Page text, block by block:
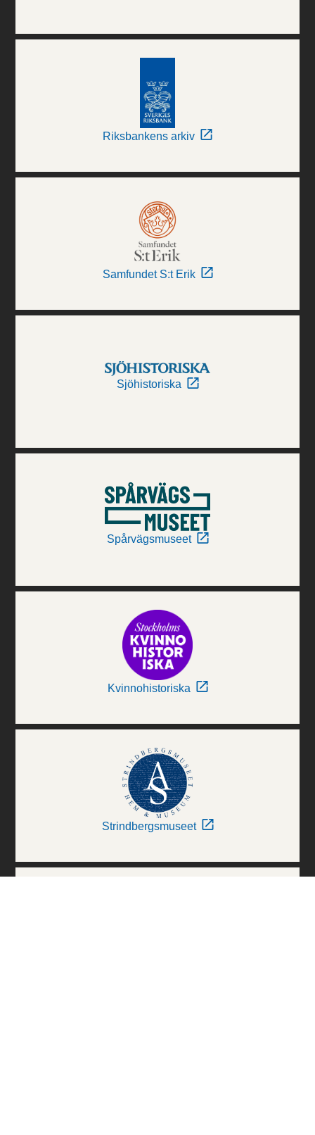
Riksbankens arkiv
Samfundet S:t Erik
Sjöhistoriska
Spårvägsmuseet
Kvinnohistoriska
Strindbergsmuseet